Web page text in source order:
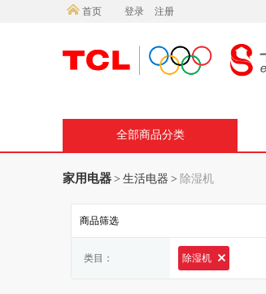
首页 登录 注册
全部商品分类
家用电器 > 生活电器 > 除湿机
商品筛选
类目： 除湿机